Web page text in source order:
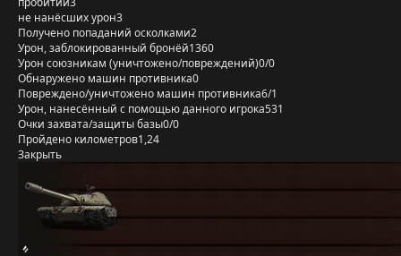
не нанёсших урон3
Получено попаданий осколками2
Урон, заблокированный бронёй1360
Урон союзникам (уничтожено/повреждений)0/0
Обнаружено машин противника0
Повреждено/уничтожено машин противника6/1
Урон, нанесённый с помощью данного игрока531
Очки захвата/защиты базы0/0
Пройдено километров1,24
Закрыть